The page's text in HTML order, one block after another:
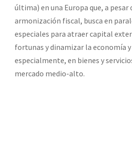
última) en una Europa que, a pesar
armonización fiscal, busca en
especiales para atraer capital
fortunas y dinamizar la economía
especialmente, en bienes y
mercado medio-alto.